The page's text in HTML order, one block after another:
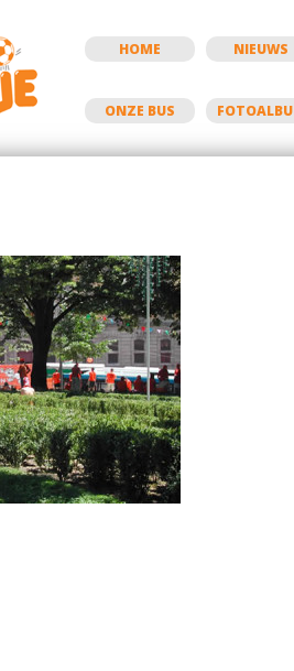
HOME NIEUWS
ONZE BUS